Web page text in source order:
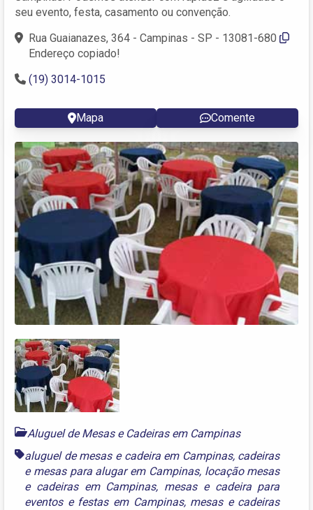
seu evento, festa, casamento ou convenção.
Rua Guaianazes, 364 - Campinas - SP - 13081-680
Endereço copiado!
(19) 3014-1015
Mapa Comente
Aluguel de Mesas e Cadeiras em Campinas
aluguel de mesas e cadeira em Campinas, cadeiras
e mesas para alugar em Campinas, locação mesas
e cadeiras em Campinas, mesas e cadeira para
eventos e festas em Campinas, mesas e cadeiras